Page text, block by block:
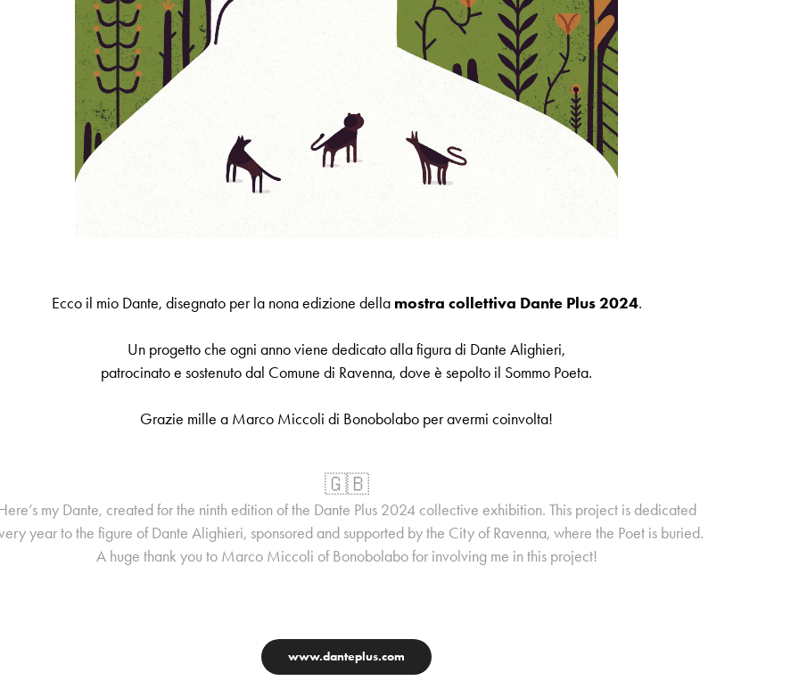
Ecco il mio Dante, disegnato per la nona edizione della mostra collettiva Dante Plus 2024.
Un progetto che ogni anno viene dedicato alla figura di Dante Alighieri,
patrocinato e sostenuto dal Comune di Ravenna, dove è sepolto il Sommo Poeta.
Grazie mille a Marco Miccoli di Bonobolabo per avermi coinvolta!
🇬🇧
my Dante, created for the ninth edition of the Dante Plus 2024 collective exhibition. This project is dedicated
year to the figure of Dante Alighieri, sponsored and supported by the City of Ravenna, where the Poet is buried.
A huge thank you to Marco Miccoli of Bonobolabo for involving me in this project!
www.danteplus.com